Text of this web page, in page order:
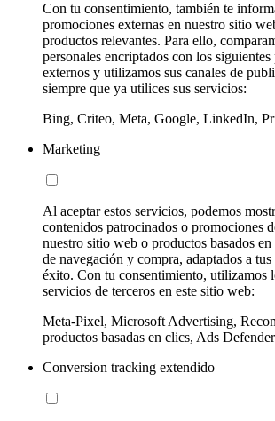
Con tu consentimiento, también te
promociones externas en nuestro sitio
productos relevantes. Para ello,
personales encriptados con los siguientes
externos y utilizamos sus canales de
siempre que ya utilices sus servicios:
Bing, Criteo, Meta, Google, LinkedIn,
Marketing
Al aceptar estos servicios, podemos
contenidos patrocinados o promociones
nuestro sitio web o productos basados
de navegación y compra, adaptados a
éxito. Con tu consentimiento, utilizamos
servicios de terceros en este sitio web:
Meta-Pixel, Microsoft Advertising,
productos basadas en clics, Ads Defender
Conversion tracking extendido